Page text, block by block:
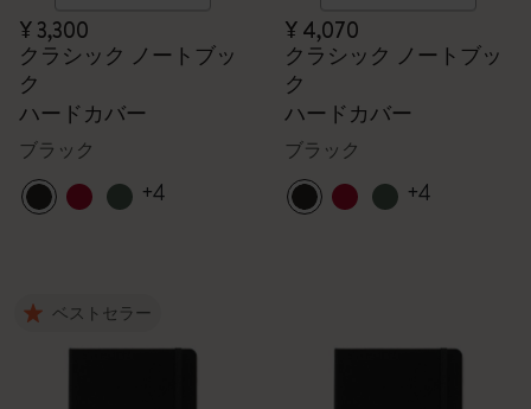
¥ 3,300
クラシック ノートブッ
ク
ハードカバー
ブラック
+4
¥ 4,070
クラシック ノートブッ
ク
ハードカバー
ブラック
+4
ベストセラー